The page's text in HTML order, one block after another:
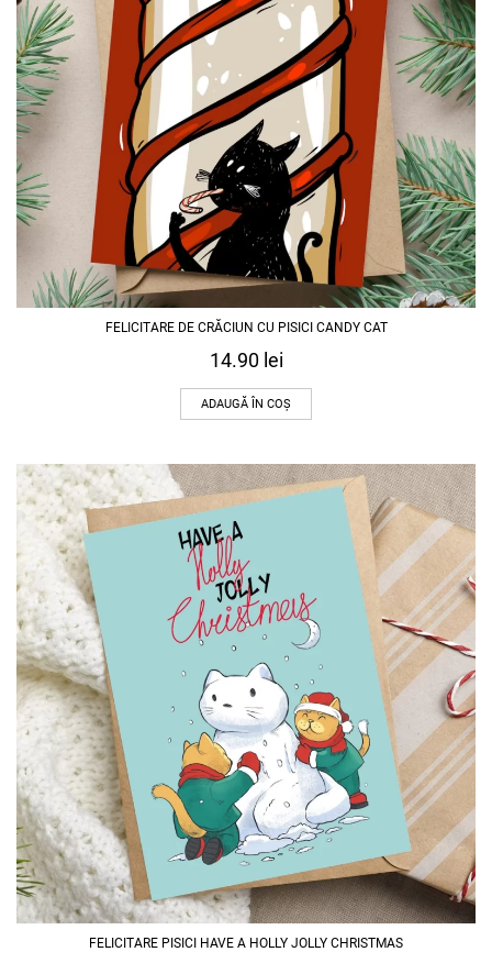
FELICITARE DE CRĂCIUN CU PISICI CANDY CAT
14.90 lei
ADAUGĂ ÎN COȘ
FELICITARE PISICI HAVE A HOLLY JOLLY CHRISTMAS